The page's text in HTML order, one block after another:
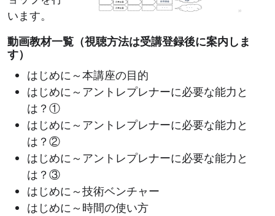
います。
動画教材一覧（視聴方法は受講登録後に案内しま
す）
はじめに～本講座の目的
はじめに～アントレプレナーに必要な能力と
は？①
はじめに～アントレプレナーに必要な能力と
は？②
はじめに～アントレプレナーに必要な能力と
は？③
はじめに～技術ベンチャー
はじめに～時間の使い方